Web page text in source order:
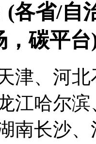
(各省/自
，碳平台
津、河
江哈尔
南长沙